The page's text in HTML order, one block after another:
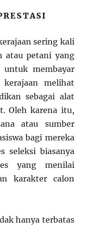
sering kali
atau petani yang
membayar
melihat
sebagai alat
Oleh karena itu,
atau sumber
bagi mereka
seleksi biasanya
yang menilai
karakter calon
hanya terbatas